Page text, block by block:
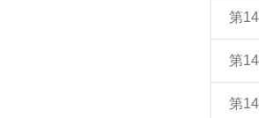
第
第
第